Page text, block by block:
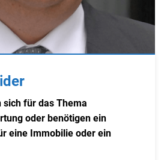
für das Thema
oder benötigen ein
eine Immobilie oder ein